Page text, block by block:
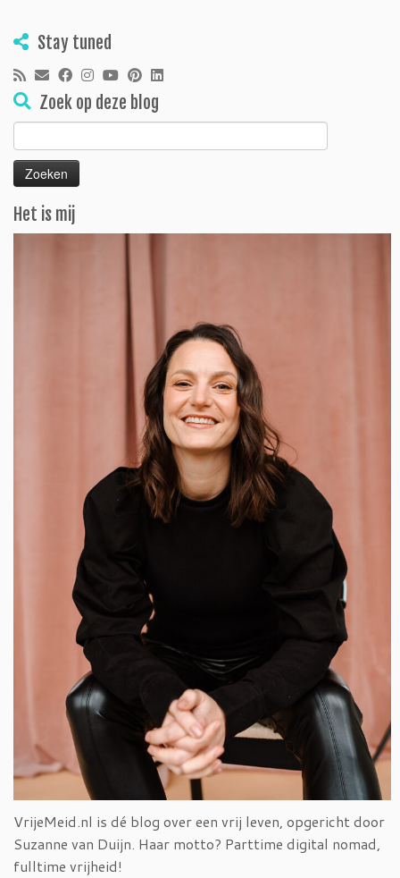
Stay tuned
Zoek op deze blog
Zoeken
naar:
Het is mij
VrijeMeid.nl is dé blog over een vrij leven, opgericht door
Suzanne van Duijn. Haar motto? Parttime digital nomad,
fulltime vrijheid!